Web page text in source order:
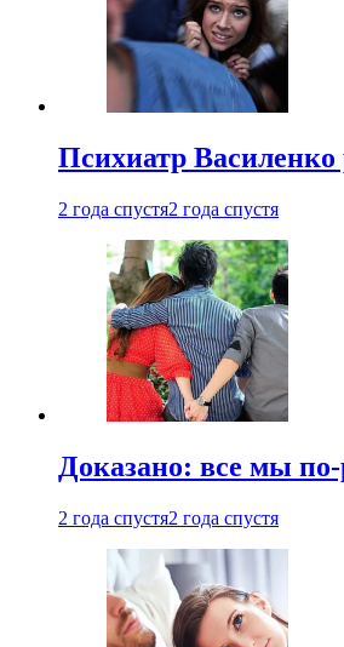
Психиатр Василенко
2 года спустя2 года спустя
Доказано: все мы
2 года спустя2 года спустя